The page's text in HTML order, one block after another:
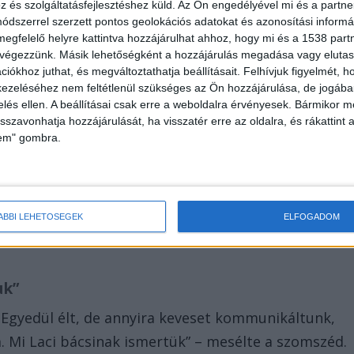
és szolgáltatásfejlesztéshez küld. Az Ön engedélyével mi és a
szerzett pontos geolokációs adatokat és azonosítási
helyre kattintva hozzájárulhat ahhoz, hogy mi és a 1538
Másik lehetőségként a hozzájárulás megadása vagy
juthat, és megváltoztathatja beállításait. Felhívjuk figyelmét,
nem feltétlenül szükséges az Ön hozzájárulása, de
ellen. A beállításai csak erre a weboldalra érvényesek. Bármikor
hozzájárulását, ha visszatér erre az oldalra, és rákattint
gombra.
LEHETŐSÉGEK ELFOGADOM
a helyszínre, és a férfit holtan találták a
mivel a körülmények idegenkezűsége utaltak,
eljárást ismeretlen tettes ellen.
, hogy a bácsi nagyon magányos, bezárkózó életet
a környékbéliekkel. „Laci bácsi magának való
élt, de annyira keveset kommunikáltunk,
Laci bácsinak ismertük” – mesélte a szomszéd.